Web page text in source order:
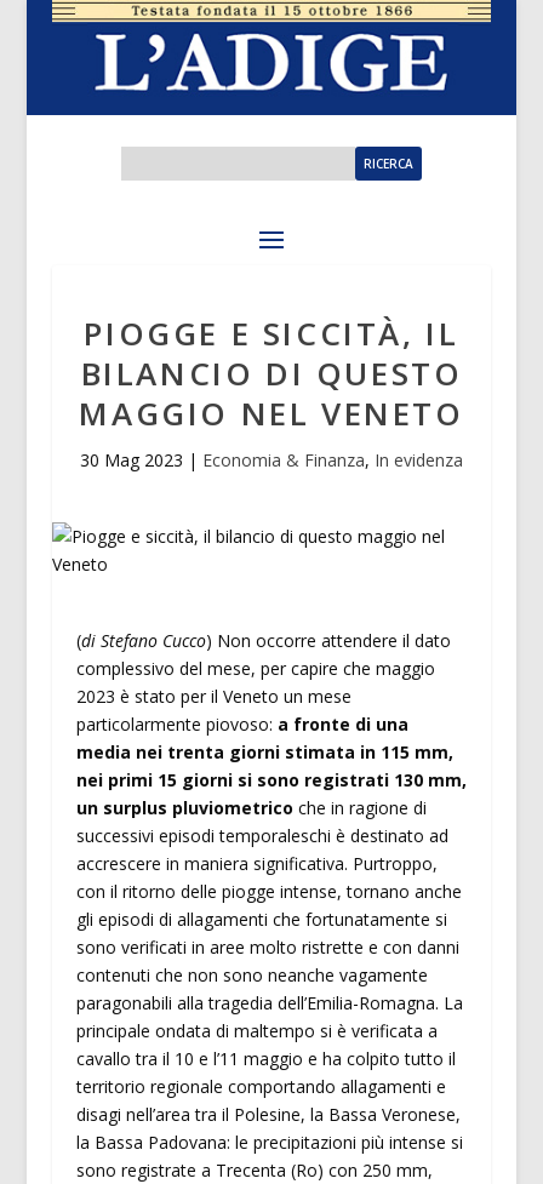
PIOGGE E SICCITÀ, IL
BILANCIO DI QUESTO
MAGGIO NEL VENETO
30 Mag 2023 | Economia & Finanza, In evidenza
(di Stefano Cucco) Non occorre attendere il dato
complessivo del mese, per capire che maggio
2023 è stato per il Veneto un mese
particolarmente piovoso: a fronte di una
media nei trenta giorni stimata in 115 mm,
nei primi 15 giorni si sono registrati 130 mm,
un surplus pluviometrico che in ragione di
successivi episodi temporaleschi è destinato ad
accrescere in maniera significativa. Purtroppo,
con il ritorno delle piogge intense, tornano anche
gli episodi di allagamenti che fortunatamente si
sono verificati in aree molto ristrette e con danni
contenuti che non sono neanche vagamente
paragonabili alla tragedia dell’Emilia-Romagna. La
principale ondata di maltempo si è verificata a
cavallo tra il 10 e l’11 maggio e ha colpito tutto il
territorio regionale comportando allagamenti e
disagi nell’area tra il Polesine, la Bassa Veronese,
la Bassa Padovana: le precipitazioni più intense si
sono registrate a Trecenta (Ro) con 250 mm,